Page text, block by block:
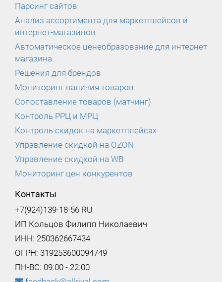
Парсинг сайтов
Анализ ассортимента для маркетплейсов и
интернет-магазинов
Автоматическое ценеобразование для интернет
магазина
Решения для брендов
Мониторинг наличия товаров
Сопоставление товаров (матчинг)
Контроль РРЦ и МРЦ
Контроль скидок на маркетплейсах
Управление скидкой на OZON
Управление скидкой на WB
Мониторинг цен конкурентов
Контакты
+7(924)139-18-56 RU
ИП Кольцов Филипп Николаевич
ИНН: 250362667434
ОГРН: 319253600094749
ПН-ВС: 09:00 - 22:00